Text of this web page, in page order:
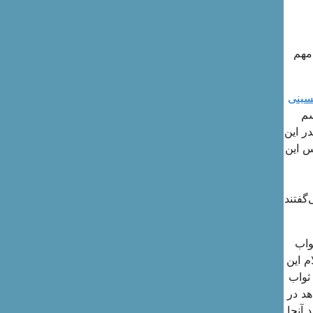
این
این
این
در
آنجا